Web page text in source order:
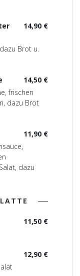
14,90 €
Brot u.
14,50 €
frischen
dazu Brot
11,90 €
dazu
11,50 €
12,90 €